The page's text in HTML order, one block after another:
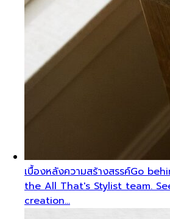
เบื้องหลังความสร้างสรรค์Go
the All That's Stylist team.
creation…